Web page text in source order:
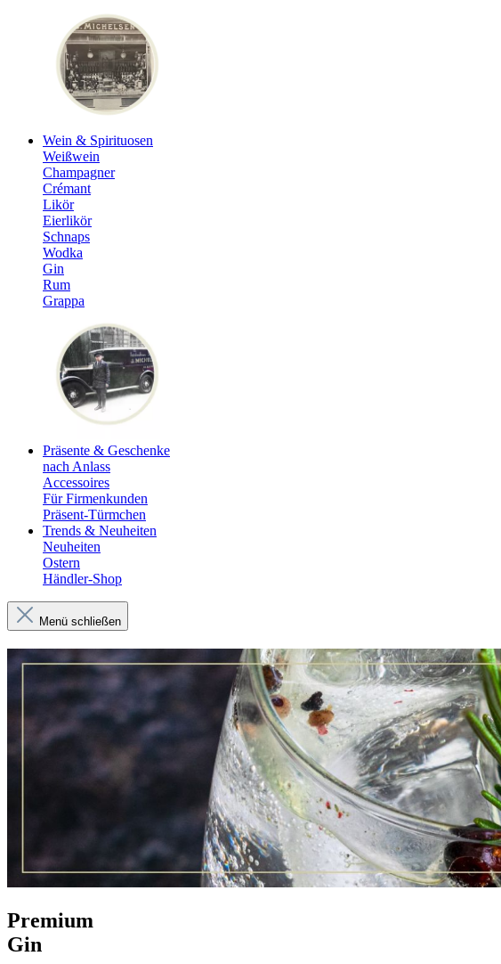
Wein & Spirituosen
Weißwein
Champagner
Crémant
Likör
Eierlikör
Schnaps
Wodka
Gin
Rum
Grappa
Präsente & Geschenke
nach Anlass
Accessoires
Für Firmenkunden
Präsent-Türmchen
Trends & Neuheiten
Neuheiten
Ostern
Händler-Shop
Menü schließen
Premium
Gin